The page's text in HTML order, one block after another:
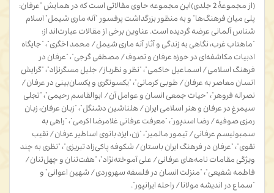
(از مجموعۀ 2 جلدی)این مجموعه حاوی مقالاتی است که در همایش "عرفان:
پلی میان فرهنگ‌ها" و به منظور بزرگداشت پرفسور "آنه ماری شیمل" اسلام
شناس آلمانی عرضه گردیده است. عناوین برخی از مقالات عبارت‌اند از:
"ماهتاب غرب، نگاهی به زندگی و آثار آنه ماری شیمل/ محمد اخگری"، "جایگاه
ادبیات مکاشفه‌ای در حوزه عرفان و تصوف/ مصطفی گرجی"، "عرفان در
فرهنگ اسلامی/ اسماعیل حاکمی"، "نظر و نظرباز/ جلیل مسگرنژاد"، "گرایش
انسان معاصر به عرفان/ طوبی کرمانی"، "یکسونگری و یکسان‌بینی در عرفان/
نصر‌اله فروهر"، "حیات جمعی انسان و عوامل آن/ ابوالقاسم رحیمی"، "تجلی
سیمرغ در عرفان و هنر اسلامی ایران/ هلناشین دشنگل"، "زبان عرفان، زبان
رمزی صوفیه/ رضا اسدپور"، "معرفت عرفانی غلامرضا اکرمی"، "راهی به
سمبولیسم عرفانی/ تیمور مالمیر"، "زن، ایزد بانوی اساطیر عرفان/ نقیب
نقوی"، "عرفان در فرهنگ ایران باستان/ شکوفه پاکی‌زاد تبریزی"، "نظری به چند
ویژگی مقامات نامه‌های عرفانی/ علی آموخته‌نژاد"، "هفت‌تنان و چهل‌تنان/
فاطمه شفیعی"، "منزلت انسان در فلسفه سهروردی/ شهین اعوانی" و
"سماع در اندیشه مولانا/ راحله ایرانپور".